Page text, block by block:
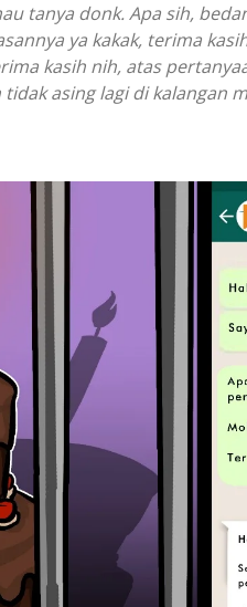
tanya donk. Apa sih,
ya kakak, terima
kasih nih, atas
asing lagi di kalangan